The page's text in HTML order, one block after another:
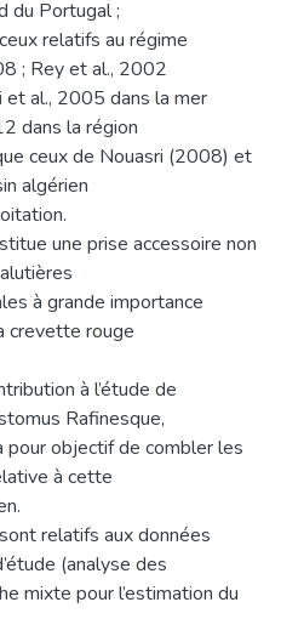
du Portugal ;
relatifs au régime
; Rey et al., 2002
et al., 2005 dans la mer
dans la région
ceux de Nouasri (2008) et
algérien
une prise accessoire non
à grande importance
crevette rouge
à l’étude de
Rafinesque,
objectif de combler les
à cette
relatifs aux données
(analyse des
mixte pour l’estimation du